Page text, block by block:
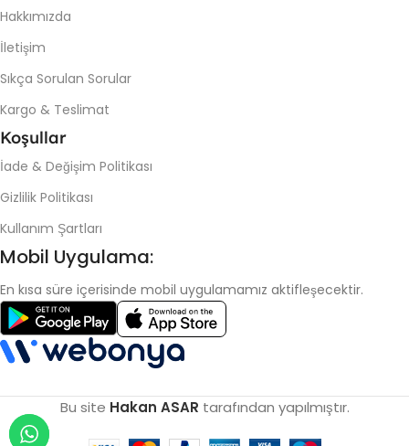
Hakkımızda
İletişim
Sıkça Sorulan Sorular
Kargo & Teslimat
Koşullar
İade & Değişim Politikası
Gizlilik Politikası
Kullanım Şartları
Mobil Uygulama:
En kısa süre içerisinde mobil uygulamamız aktifleşecektir.
Bu site Hakan ASAR tarafından yapılmıştır.